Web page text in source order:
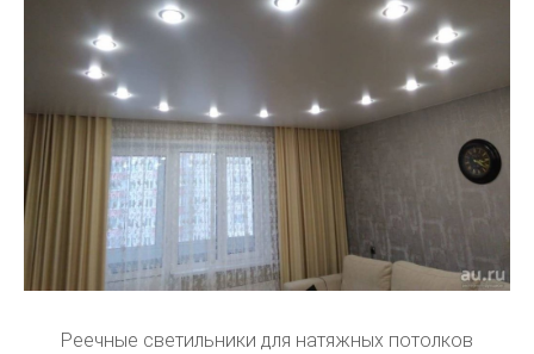
Реечные светильники для натяжных потолков